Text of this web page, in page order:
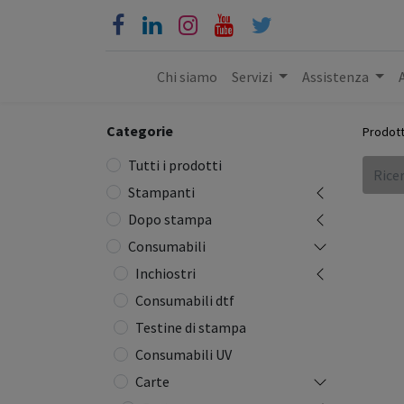
Chi siamo Servizi Assistenza
Categorie
Tutti i prodotti
Stampanti
Dopo stampa
Consumabili
Inchiostri
Consumabili dtf
Testine di stampa
Consumabili UV
Carte